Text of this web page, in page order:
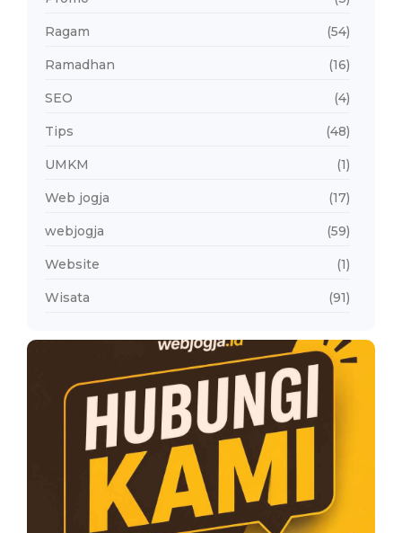
Ragam (54)
Ramadhan (16)
SEO (4)
Tips (48)
UMKM (1)
Web jogja (17)
webjogja (59)
Website (1)
Wisata (91)